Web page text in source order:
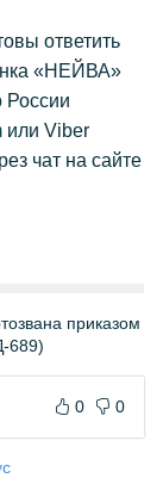
ответить
«НЕЙВА»
России
или Viber
чат на сайте
приказом
689)
0 0